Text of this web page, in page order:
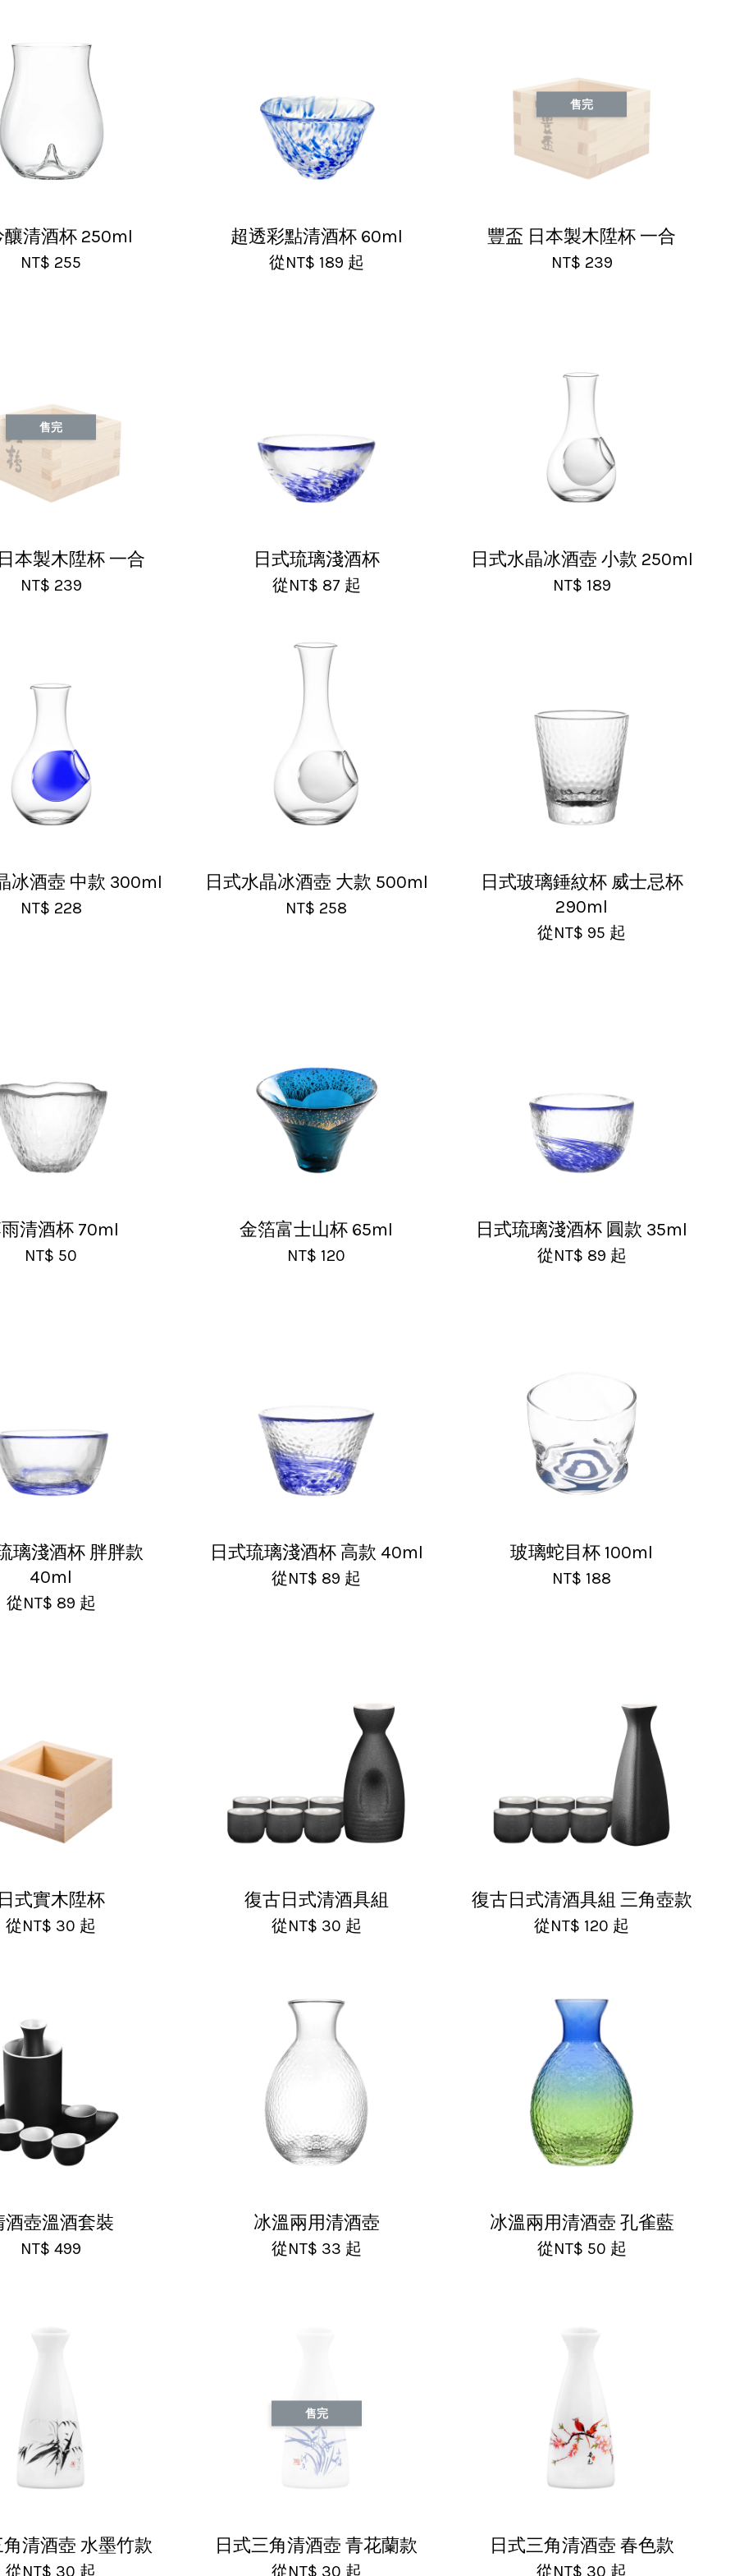
釀清酒杯 250ml
NT$ 255
超透彩點清酒杯 60ml
從NT$ 189 起
售完
豐盃 日本製木陞杯 一合
NT$ 239
售完
本製木陞杯 一合
NT$ 239
日式琉璃淺酒杯
從NT$ 87 起
日式水晶冰酒壺 小款 250ml
NT$ 189
冰酒壺 中款 300ml
NT$ 228
日式水晶冰酒壺 大款 500ml
NT$ 258
日式玻璃錘紋杯 威士忌杯
290ml
從NT$ 95 起
清酒杯 70ml
NT$ 50
金箔富士山杯 65ml
NT$ 120
日式琉璃淺酒杯 圓款 35ml
從NT$ 89 起
璃淺酒杯 胖胖款
40ml
從NT$ 89 起
日式琉璃淺酒杯 高款 40ml
從NT$ 89 起
玻璃蛇目杯 100ml
NT$ 188
式實木陞杯
從NT$ 30 起
復古日式清酒具組
從NT$ 30 起
復古日式清酒具組 三角壺款
從NT$ 120 起
酒壺溫酒套裝
NT$ 499
冰溫兩用清酒壺
從NT$ 33 起
冰溫兩用清酒壺 孔雀藍
從NT$ 50 起
清酒壺 水墨竹款
從NT$ 30 起
售完
日式三角清酒壺 青花蘭款
從NT$ 30 起
日式三角清酒壺 春色款
從NT$ 30 起